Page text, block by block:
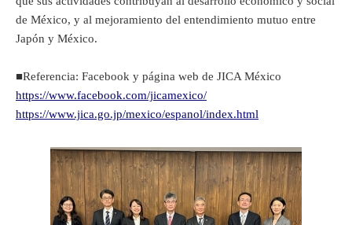
de México, y al mejoramiento del entendimiento mutuo entre
Japón y México.
■Referencia: Facebook y página web de JICA México
https://www.facebook.com/jicamexico/
https://www.jica.go.jp/mexico/espanol/index.html